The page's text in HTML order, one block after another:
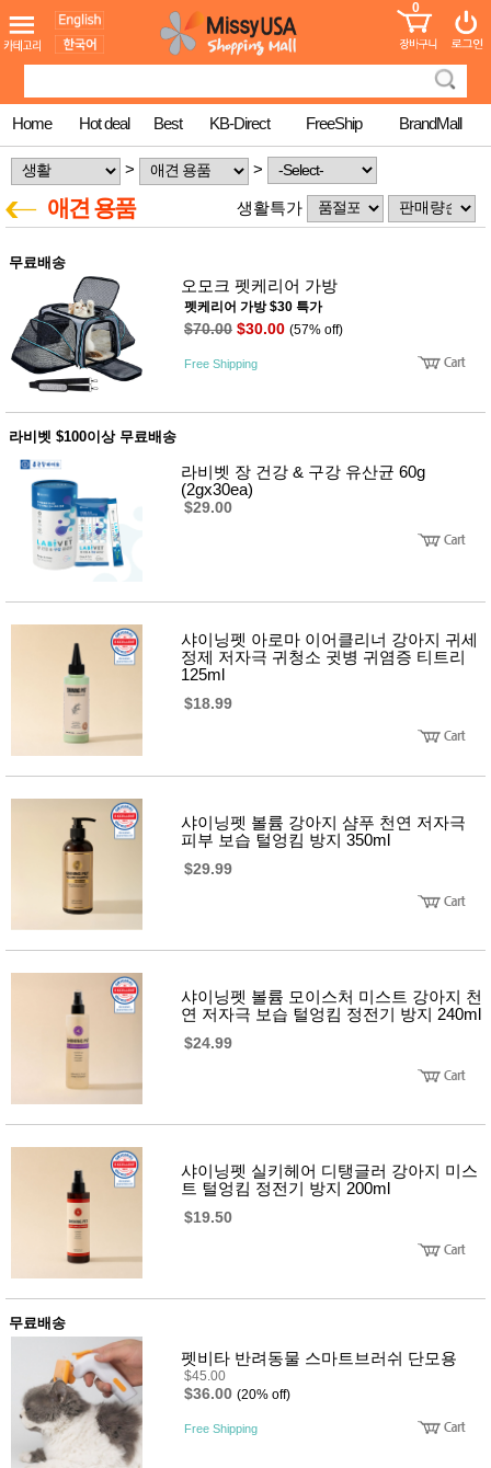
도 어린이
청소년
컬러링
북
한국학
습지
미국학
습지
국 송
꽃배송
홍삼전
문브랜
드
건강보
조제품
기능성
건강식
품
Diet/여
성용품
스킨케
어
메이크
업
헤어케
바디케
미용제
계절/생
활가전
명품식
기브랜
보관용
조리용
즉석가
쌀/잡곡/
양념/소
놀이방
유아 보
유아 이
아기띠/
외출용
품
건강/미
용/식기
용품
MissyShop
Login
0
Home Hot deal Best KB-Direct FreeShip BrandMall
> >
애견 용품 생활특가
무료배송
오모크 펫케리어 가방
펫케리어 가방 $30 특가
$70.00 $30.00 (57% off)
Free Shipping
라비벳 $100이상 무료배송
라비벳 장 건강 & 구강 유산균 60g
(2gx30ea)
$29.00
샤이닝펫 아로마 이어클리너 강아지 귀세
정제 저자극 귀청소 귓병 귀염증 티트리
125ml
$18.99
샤이닝펫 볼륨 강아지 샴푸 천연 저자극
피부 보습 털엉킴 방지 350ml
$29.99
샤이닝펫 볼륨 모이스처 미스트 강아지 천
연 저자극 보습 털엉킴 정전기 방지 240ml
$24.99
샤이닝펫 실키헤어 디탱글러 강아지 미스
트 털엉킴 정전기 방지 200ml
$19.50
무료배송
펫비타 반려동물 스마트브러쉬 단모용
$45.00
$36.00 (20% off)
Free Shipping